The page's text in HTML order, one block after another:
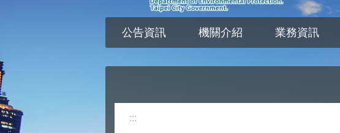
公告資訊 機關介紹 業務資訊
:::